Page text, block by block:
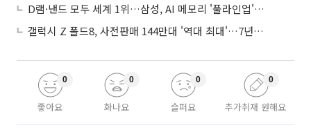
D램·낸드 모두 세계 1위…삼성, AI 메모리 '풀라인업'으로 승부
갤럭시 Z 폴드8, 사전판매 144만대 '역대 최대'…7년만에 갤노트10 기록 넘어
좋아요
0
화나요
0
슬퍼요
0
추가취재 원해요
0